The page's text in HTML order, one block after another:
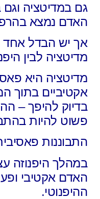
גם במדיטציה
האדם נמצא
אך יש הבדל אחד
מדיטציה לבין
מדיטציה היא
אקטיביים בתוך
בדיוק להיפך –
פשוט להיות
התבוננות
במהלך היפנוזה
האדם אקטיבי
ההיפנוטי.